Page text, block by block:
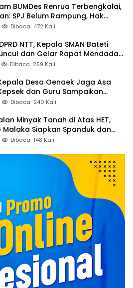
SPJ Belum Rampung, Hak
Januari Belum Dibayar
Dibaca 472 Kali
NTT, Kepala SMAN Bateti
dan Gelar Rapat Mendadak,
Hak 15 Persen yang Belum
Dibaca 259 Kali
Desa Oenaek Jaga Asa
dan Guru Sampaikan
Dibaca 240 Kali
Minyak Tanah di Atas HET,
Malaka Siapkan Spanduk dan
Dibaca 148 Kali